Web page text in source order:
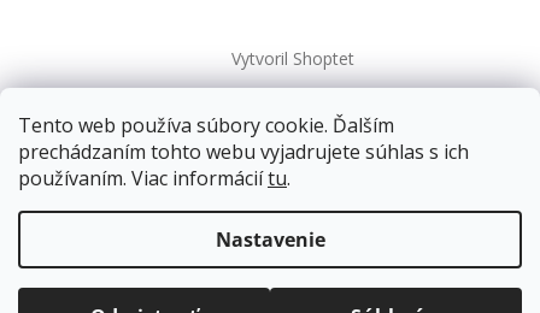
Tento web používa súbory cookie. Ďalším
prechádzaním tohto webu vyjadrujete súhlas s ich
používaním. Viac informáciítu.
Nastavenie
Doprava zadarmopre balíkové zásielky v hodnote
nad120 EUR*.
Balíky zasielame už od4 EUR.
Vytvoril Shoptet
Copyright 2026kovanieplus. Všetky práva vyhradené.